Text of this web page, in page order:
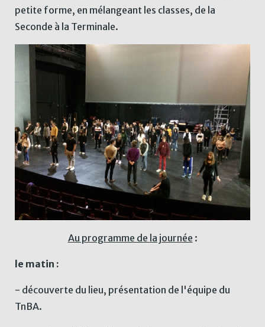
petite forme, en mélangeant les classes, de la
Seconde à la Terminale.
Au programme de la journée :
le matin :
- découverte du lieu, présentation de l'équipe du
TnBA.